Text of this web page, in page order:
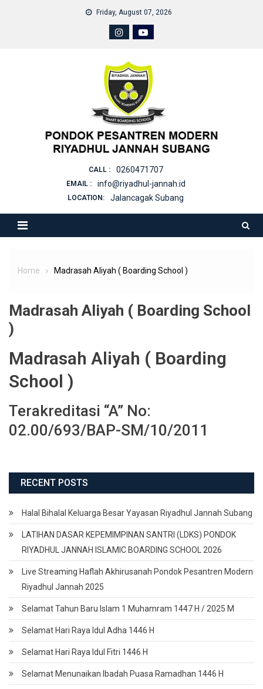
Friday, August 07, 2026
CALL : 0260471707
EMAIL : info@riyadhul-jannah.id
LOCATION: Jalancagak Subang
Home Madrasah Aliyah ( Boarding School )
Madrasah Aliyah ( Boarding School
)
Madrasah Aliyah ( Boarding
School )
Terakreditasi “A” No:
02.00/693/BAP-SM/10/2011
RECENT POSTS
Halal Bihalal Keluarga Besar Yayasan Riyadhul Jannah Subang
LATIHAN DASAR KEPEMIMPINAN SANTRI (LDKS) PONDOK
RIYADHUL JANNAH ISLAMIC BOARDING SCHOOL 2026
Live Streaming Haflah Akhirusanah Pondok Pesantren Modern
Riyadhul Jannah 2025
Selamat Tahun Baru Islam 1 Muhamram 1447 H / 2025 M
Selamat Hari Raya Idul Adha 1446 H
Selamat Hari Raya Idul Fitri 1446 H
Selamat Menunaikan Ibadah Puasa Ramadhan 1446 H